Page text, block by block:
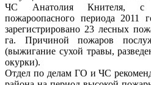
ЧС Анатолия Кнителя, с
пожароопасного периода 2011
зарегистрировано 23 лесных
га. Причиной пожаров
(выжигание сухой травы,
окурки).
Отдел по делам ГО и ЧС